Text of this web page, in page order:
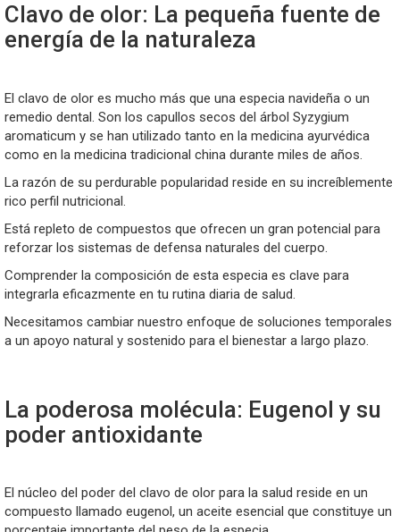
Clavo de olor: La pequeña fuente de
energía de la naturaleza
El clavo de olor es mucho más que una especia navideña o un
remedio dental. Son los capullos secos del árbol Syzygium
aromaticum y se han utilizado tanto en la medicina ayurvédica
como en la medicina tradicional china durante miles de años.
La razón de su perdurable popularidad reside en su increíblemente
rico perfil nutricional.
Está repleto de compuestos que ofrecen un gran potencial para
reforzar los sistemas de defensa naturales del cuerpo.
Comprender la composición de esta especia es clave para
integrarla eficazmente en tu rutina diaria de salud.
Necesitamos cambiar nuestro enfoque de soluciones temporales
a un apoyo natural y sostenido para el bienestar a largo plazo.
La poderosa molécula: Eugenol y su
poder antioxidante
El núcleo del poder del clavo de olor para la salud reside en un
compuesto llamado eugenol, un aceite esencial que constituye un